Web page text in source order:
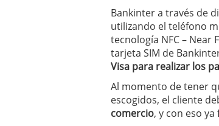
Bankinter a través de
utilizando el teléfono
tecnología NFC – Near
tarjeta SIM de
Visa para realizar los
Al momento de tener
escogidos, el cliente
comercio, y con eso